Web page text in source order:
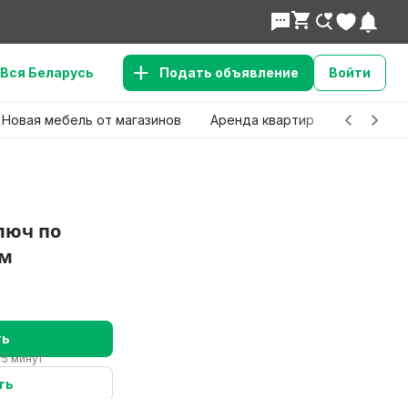
Вся Беларусь Подать объявление Войти
Новая мебель от магазинов Аренда квартир Детские
по
минут